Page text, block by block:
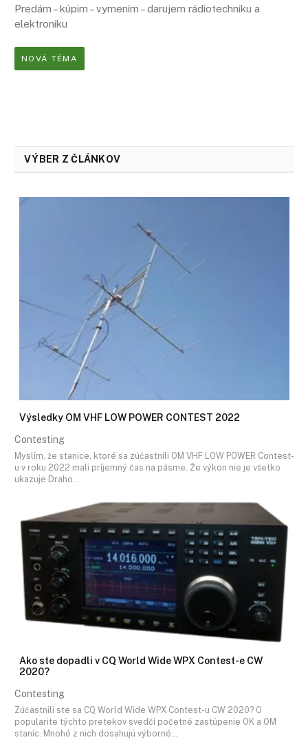
Predám – kúpim – vymením – darujem rádiotechniku a
elektroniku
NOVÁ TÉMA
VÝBER Z ČLÁNKOV
Výsledky OM VHF LOW POWER CONTEST 2022
Contesting
Myslím, že stanice, ktoré sa zúčastnili OM VHF LOW POWER Contest-
u v roku 2022 mali príjemný čas na pásme. Že výkon nie je všetko
ukazuje Draho…
Ako ste dopadli v CQ World Wide WPX Contest-e CW
2020?
Contesting
Zúčastnili ste sa CQ World Wide WPX Contest-u CW 2020? O
popularite týchto pretekov svedčí početné zastúpenie OK a OM
staníc. Mnohé z nich dosahujú výborné…